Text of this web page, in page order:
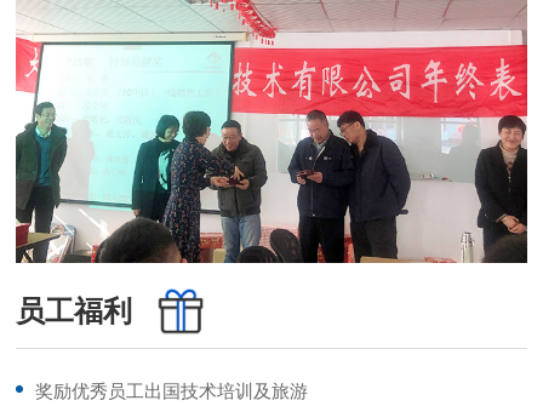
员工福利
奖励优秀员工出国技术培训及旅游